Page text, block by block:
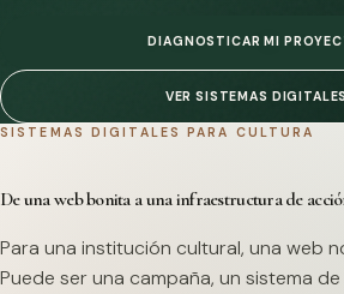
DIAGNOSTICAR MI
VER SISTEMAS DIGITALES
SISTEMAS DIGITALES PARA CULTURA
De una web bonita a una infraestructura de
Para una institución cultural, una web
Puede ser una campaña, un sistema